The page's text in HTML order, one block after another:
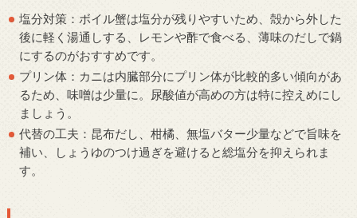
塩分対策：ボイル蟹は塩分が残りやすいため、殻から外した
後に軽く湯通しする、レモンや酢で食べる、薄味のだしで鍋
にするのがおすすめです。
プリン体：カニは内臓部分にプリン体が比較的多い傾向があ
るため、味噌は少量に。尿酸値が高めの方は特に控えめにし
ましょう。
代替の工夫：昆布だし、柑橘、無塩バター少量などで旨味を
補い、しょうゆのつけ過ぎを避けると総塩分を抑えられま
す。